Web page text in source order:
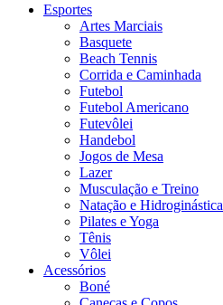
Esportes
Artes Marciais
Basquete
Beach Tennis
Corrida e Caminhada
Futebol
Futebol Americano
Futevôlei
Handebol
Jogos de Mesa
Lazer
Musculação e Treino
Natação e Hidroginástica
Pilates e Yoga
Tênis
Vôlei
Acessórios
Boné